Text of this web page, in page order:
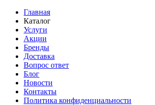
Главная
Каталог
Услуги
Акции
Бренды
Доставка
Вопрос ответ
Блог
Новости
Контакты
Политика конфиденциальности